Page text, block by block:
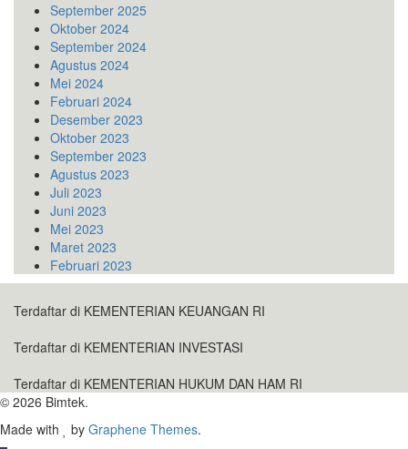
September 2025
Oktober 2024
September 2024
Agustus 2024
Mei 2024
Februari 2024
Desember 2023
Oktober 2023
September 2023
Agustus 2023
Juli 2023
Juni 2023
Mei 2023
Maret 2023
Februari 2023
Terdaftar di KEMENTERIAN KEUANGAN RI
Terdaftar di KEMENTERIAN INVESTASI
Terdaftar di KEMENTERIAN HUKUM DAN HAM RI
© 2026 Bimtek.
Made with
by Graphene Themes.